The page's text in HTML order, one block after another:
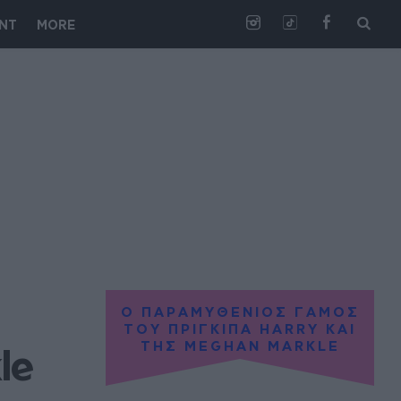
MORE
Ο ΠΑΡΑΜΥΘΕΝΙΟΣ ΓΑΜΟΣ
ΤΟΥ ΠΡΙΓΚΙΠΑ HARRY ΚΑΙ
ΤΗΣ MEGHAN MARKLE